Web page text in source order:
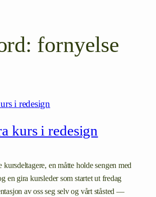
fornyelse
kurs i redesign
kursdeltagere, en måtte holde sengen med
en gira kursleder som startet ut fredag
av oss seg selv og vårt ståsted —